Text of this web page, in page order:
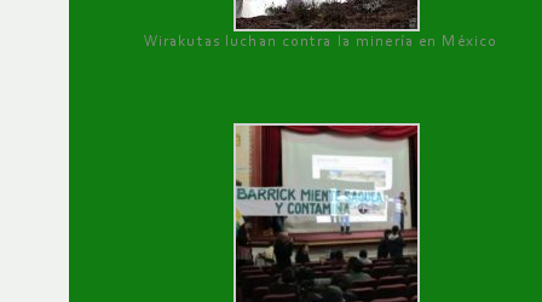
Wirakutas luchan contra la minería en México